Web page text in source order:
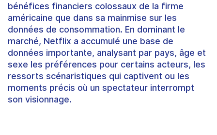
bénéfices financiers colossaux de la firme
américaine que dans sa mainmise sur les
données de consommation. En dominant le
marché, Netflix a accumulé une base de
données importante, analysant par pays, âge et
sexe les préférences pour certains acteurs, les
ressorts scénaristiques qui captivent ou les
moments précis où un spectateur interrompt
son visionnage.